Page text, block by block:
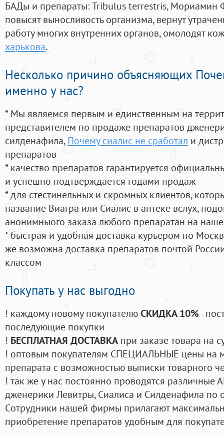
БАДы и препараты:Tribulus terrestris, Мориамин
повысят выносливость организма, вернут
работу многих внутренних органов, омолодят
харькова.
Несколько причино объясняющих
именно у нас?
* Мы являемся первым и единственным на
представителем по продаже препаратов
силденафила, Почему сиалис не сработал и
препаратов
* качество препаратов гарантируется
и успешно подтверждается годами продаж
* для стестинельных и скромных клиентов,
название Виагра или Сиалис в аптеке вслух,
анонимныого заказа любого препаратан на
* быстрая и удобная доставка курьером по
же возможна доставка препаратов почтой
классом
Покупать у нас выгодно
! каждому новому покупателюСКИДКА 10%-
последующие покупки
! БЕСПЛАТНАЯ ДОСТАВКА при заказе товара на
! оптовым покупателям СПЕЦИАЛЬНЫЕ цены на
препарата с возможностью выписки товарного
! так же у нас постоянно проводятся
дженерики Левитры, Сиалиса и Силденафила по
Cотрудники нашей фирмы прилагают
приобретение препаратов удобным для